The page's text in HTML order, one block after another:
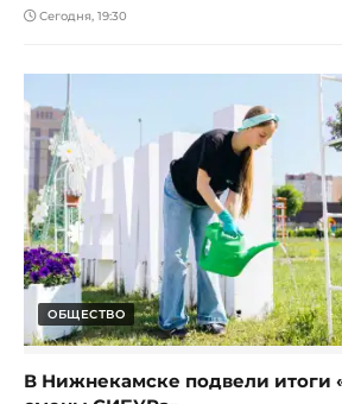
Сегодня, 19:30
ОБЩЕСТВО
В Нижнекамске подвели